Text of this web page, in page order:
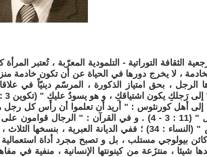
الثقافة التوراتية - التلمودية المعرّبة ، تُعتبر المرأة
، لا يخرج دورها في الحياة عن أن تكون خادمة
، بحق امتياز الذكورة ، المرسّم دينيّاً في
إلى أهل كورنثوس : " أريد أن تعلموا أن رأس كل رجل
و أما رأس المرأة فهو الرجل " (11 : 3 - 4) . و في القرآن : " الرجال
فضل الله بعضهم على بعض " (النساء : 34) ؛ ففي الديانة العبرية ، بنسخها
بيولوجي مستلب ، بل و تصبح مجرد أداة
شيئا ، منتزَعة من كينونتها الإنسانية ، منفية في